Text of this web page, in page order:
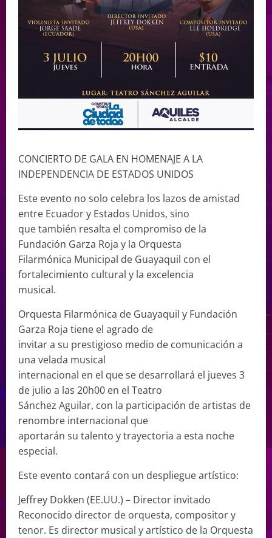
CONCIERTO DE GALA EN HOMENAJE A LA
INDEPENDENCIA DE ESTADOS UNIDOS
Este evento no solo celebra los lazos de amistad
entre Ecuador y Estados Unidos, sino
que también resalta el compromiso de la
Fundación Garza Roja y la Orquesta
Filarmónica Municipal de Guayaquil con el
fortalecimiento cultural y la excelencia
musical.
Orquesta Filarmónica de Guayaquil y Fundación
Garza Roja tiene el agrado de
invitar a su prestigioso medio de comunicación a
una velada musical
internacional en el que se desarrollará el jueves 3
de julio a las 20h00 en el Teatro
Sánchez Aguilar, con la participación de artistas de
renombre internacional que
aportarán su talento y trayectoria a esta noche
especial.
Este evento contará con un despliegue artístico:
Jeffrey Dokken (EE.UU.) – Director invitado
Reconocido director de orquesta, compositor y
tenor. Es director musical y artístico de la Orquesta